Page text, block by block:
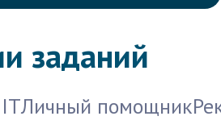
заданий
Личный помощник